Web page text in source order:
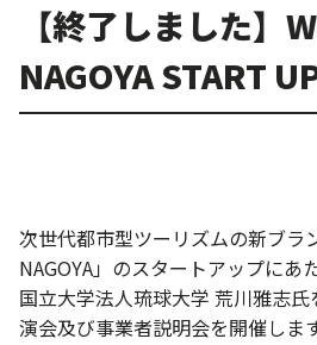
【終了しました
NAGOYA START
次世代都市型ツーリズムの新ブ
NAGOYA」のスタートアップにあ
国立大学法人琉球大学 荒川雅志
演会及び事業者説明会を開催します